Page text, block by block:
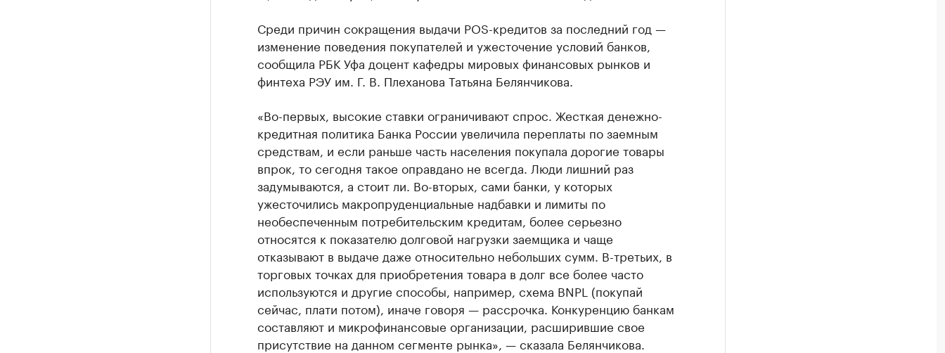
Среди причин сокращения выдачи POS-кредитов за последний год —
изменение поведения покупателей и ужесточение условий банков,
сообщила РБК Уфа доцент кафедры мировых финансовых рынков и
финтеха РЭУ им. Г. В. Плеханова Татьяна Белянчикова.
«Во-первых, высокие ставки ограничивают спрос. Жесткая денежно-
кредитная политика Банка России увеличила переплаты по заемным
средствам, и если раньше часть населения покупала дорогие товары
впрок, то сегодня такое оправдано не всегда. Люди лишний раз
задумываются, а стоит ли. Во-вторых, сами банки, у которых
ужесточились макропруденциальные надбавки и лимиты по
необеспеченным потребительским кредитам, более серьезно
относятся к показателю долговой нагрузки заемщика и чаще
отказывают в выдаче даже относительно небольших сумм. В-третьих, в
торговых точках для приобретения товара в долг все более часто
используются и другие способы, например, схема BNPL (покупай
сейчас, плати потом), иначе говоря — рассрочка. Конкуренцию банкам
составляют и микрофинансовые организации, расширившие свое
присутствие на данном сегменте рынка», — сказала Белянчикова.